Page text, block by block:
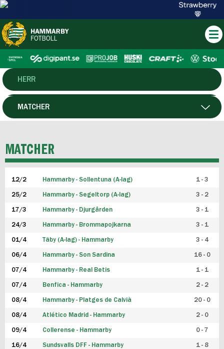
HERR
DAM
P19
F19
FUTSAL HERR
FUTSAL DAM
MATCHER
MATCHER
12/2 Hammarby - Sollentuna (A-lag) 1 - 3
25/2 Hammarby - Segeltorp (A-lag) 3 - 2
17/3 Hammarby - Djurgården 3 - 1
24/3 Hammarby - Brommapojkarna 3 - 1
01/4 Täby (A-lag) - Hammarby 3 - 4
06/4 Hammarby - Son Sardina 16 - 0
07/4 Hammarby - Real Betis 1 - 1
07/4 Benfica - Hammarby 2 - 2
08/4 Hammarby - Platges de Calvià 20 - 0
08/4 Atlético Madrid - Hammarby 2 - 0
09/4 Collerense - Hammarby 0 - 7
16/4 Sundsvalls DFF - Hammarby 1 - 8